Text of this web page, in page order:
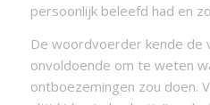
persoonlijk beleefd had en
De woordvoerder kende de
onvoldoende om te weten
ontboezemingen zou doen.